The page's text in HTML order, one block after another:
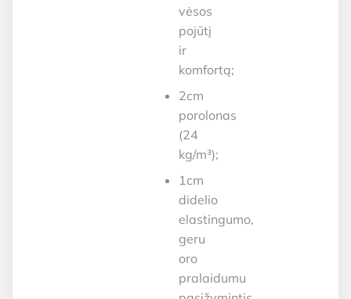
vėsos
pojūtį
ir
komfortą;
2cm
porolonas
(24
kg/m³);
1cm
didelio
elastingumo,
geru
oro
pralaidumu